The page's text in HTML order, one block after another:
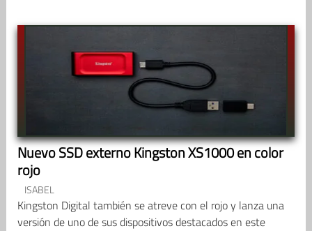
Nuevo SSD externo Kingston XS1000 en color
rojo
ISABEL
Kingston Digital también se atreve con el rojo y lanza una
versión de uno de sus dispositivos destacados en este